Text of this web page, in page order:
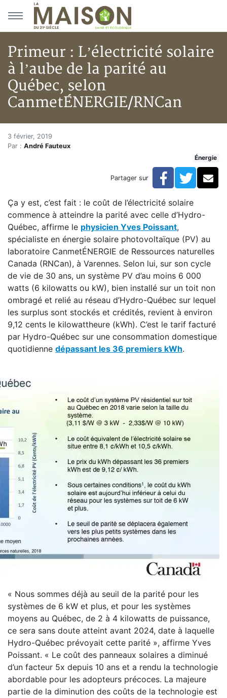
Aller au menu principal
Aller au contenu principal
Primeur : L’électricité solaire
à l’aube de la parité au
Québec, selon
CanmetÉNERGIE/RNCan
Accueil
Articles
Primeur : L’électricité solaire à l’aube de la parité au
Primeur : L’électricité solaire
3 février, 2019
Par : André Fauteux
Énergie
Partager sur Facebook
Ça y est, c’est fait : le coût de l’électricité solaire
commence à atteindre la parité avec celle d’Hydro-
Québec, affirme le physicien Yves Poissant,
spécialiste en énergie solaire photovoltaïque (PV) au
laboratoire CanmetÉNERGIE de Ressources naturelles
Canada (RNCan), à Varennes. Selon lui, sur son cycle
de vie de 30 ans, un système PV d’au moins 6 000
watts (6 kilowatts ou kW), bien installé sur un toit non
ombragé et relié au réseau d’Hydro-Québec sur lequel
les surplus sont stockés et crédités, revient à environ
9,12 cents le kilowattheure (kWh). C’est le tarif facturé
par Hydro-Québec sur une consommation domestique
quotidienne dépassant les 36 premiers kWh.
« Nous sommes déjà au seuil de la parité pour les
systèmes de 6 kW et plus, et pour les systèmes
moyens au Québec, de 2 à 4 kilowatts de puissance,
ce sera sans doute atteint avant 2024, date à laquelle
Hydro-Québec prévoyait cette parité », affirme Yves
Poissant. « Le coût des panneaux solaires a diminué
d’un facteur 5x depuis 10 ans et a rendu la technologie
abordable pour les adopteurs précoces. La majeure
partie de la diminution des coûts de la technologie est